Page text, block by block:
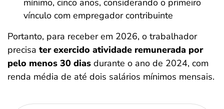
mínimo, cinco anos, considerando o primeiro
vínculo com empregador contribuinte
Portanto, para receber em 2026, o trabalhador
precisa ter exercido atividade remunerada por
pelo menos 30 dias durante o ano de 2024, com
renda média de até dois salários mínimos mensais.